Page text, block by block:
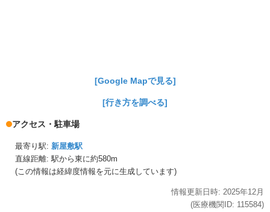
[Google Mapで見る]
[行き方を調べる]
アクセス・駐車場
最寄り駅: 新屋敷駅
直線距離: 駅から東に約580m
(この情報は経緯度情報を元に生成しています)
情報更新日時: 2025年12月
(医療機関ID: 115584)